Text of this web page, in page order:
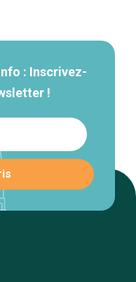
: Inscrivez-
!